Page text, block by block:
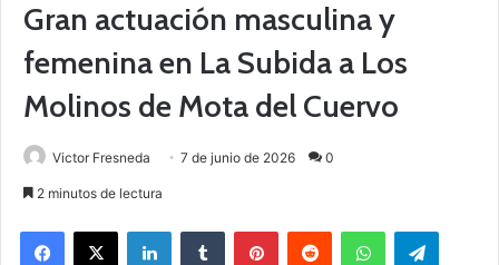
Gran actuación masculina y
femenina en La Subida a Los
Molinos de Mota del Cuervo
Victor Fresneda 7 de junio de 2026 0
2 minutos de lectura